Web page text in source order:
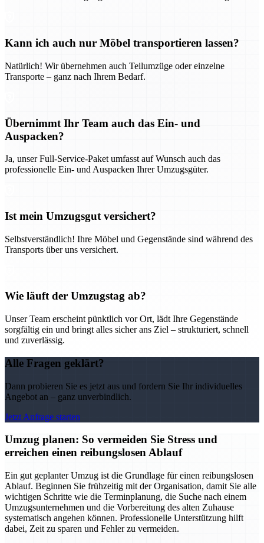
Kann ich auch nur Möbel transportieren lassen?
Natürlich! Wir übernehmen auch Teilumzüge oder einzelne
Transporte – ganz nach Ihrem Bedarf.
Übernimmt Ihr Team auch das Ein- und
Auspacken?
Ja, unser Full-Service-Paket umfasst auf Wunsch auch das
professionelle Ein- und Auspacken Ihrer Umzugsgüter.
Ist mein Umzugsgut versichert?
Selbstverständlich! Ihre Möbel und Gegenstände sind während des
Transports über uns versichert.
Wie läuft der Umzugstag ab?
Unser Team erscheint pünktlich vor Ort, lädt Ihre Gegenstände
sorgfältig ein und bringt alles sicher ans Ziel – strukturiert, schnell
und zuverlässig.
Alle Fragen geklärt?
Dann probieren Sie es jetzt aus und fordern Sie Ihr individuelles
Angebot an – ganz unverbindlich.
Jetzt Anfrage starten
Umzug planen: So vermeiden Sie Stress und
erreichen einen reibungslosen Ablauf
Ein gut geplanter Umzug ist die Grundlage für einen reibungslosen
Ablauf. Beginnen Sie frühzeitig mit der Organisation, damit Sie alle
wichtigen Schritte wie die Terminplanung, die Suche nach einem
Umzugsunternehmen und die Vorbereitung des alten Zuhause
systematisch angehen können. Professionelle Unterstützung hilft
dabei, Zeit zu sparen und Fehler zu vermeiden.